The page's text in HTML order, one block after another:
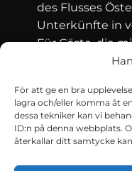
För att ge en bra
lagra och/eller komma åt
dessa tekniker kan vi
ID:n på denna webbplats.
återkallar ditt samtycke
des Flusses
Unterkünfte in
Für Gäste, die
Wohnwagen,
vermieten auch